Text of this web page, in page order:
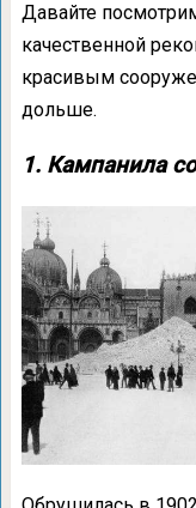
Давайте
качественной
красивым
дольше.
1. Кампанила